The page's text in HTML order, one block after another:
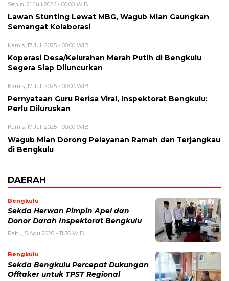
Senin, 21 Juli 2025 - 00:00 WIB
Lawan Stunting Lewat MBG, Wagub Mian Gaungkan
Semangat Kolaborasi
Kamis, 17 Juli 2025 - 00:00 WIB
Koperasi Desa/Kelurahan Merah Putih di Bengkulu
Segera Siap Diluncurkan
Kamis, 17 Juli 2025 - 00:00 WIB
Pernyataan Guru Rerisa Viral, Inspektorat Bengkulu:
Perlu Diluruskan
Kamis, 17 Juli 2025 - 00:00 WIB
Wagub Mian Dorong Pelayanan Ramah dan Terjangkau
di Bengkulu
DAERAH
Bengkulu
Sekda Herwan Pimpin Apel dan
Donor Darah Inspektorat Bengkulu
Rabu, 5 Agu 2026 - 11:56 WIB
Bengkulu
Sekda Bengkulu Percepat Dukungan
Offtaker untuk TPST Regional